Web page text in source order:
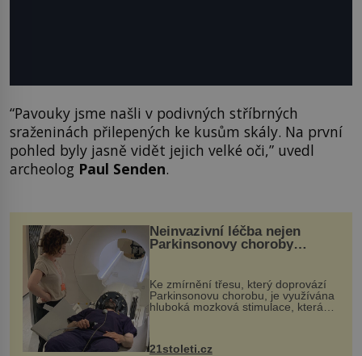
“Pavouky jsme našli v podivných stříbrných
sraženinách přilepených ke kusům skály. Na první
pohled byly jasně vidět jejich velké oči,” uvedl
archeolog Paul Senden.
Neinvazivní léčba nejen
Parkinsonovy choroby
Ke zmírnění třesu, který doprovází
Parkinsonovu chorobu, je využívána
hluboká mozková stimulace, která
však vyžaduje vysoce invazivní
k dostatečně přesnému zacílení ...
21stoleti.cz